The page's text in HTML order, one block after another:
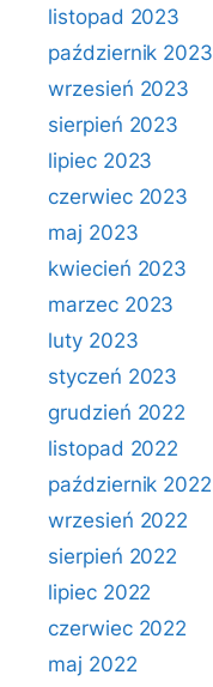
listopad 2023
październik 2023
wrzesień 2023
sierpień 2023
lipiec 2023
czerwiec 2023
maj 2023
kwiecień 2023
marzec 2023
luty 2023
styczeń 2023
grudzień 2022
listopad 2022
październik 2022
wrzesień 2022
sierpień 2022
lipiec 2022
czerwiec 2022
maj 2022